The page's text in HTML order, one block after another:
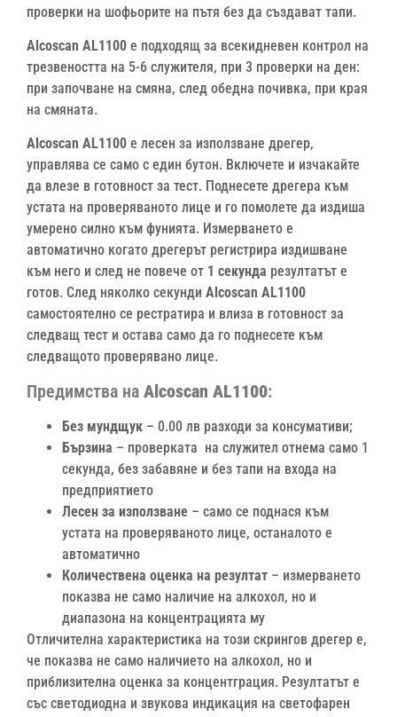
проверки на шофьорите на пътя без да създават тапи.
Alcoscan AL1100 е подходящ за всекидневен контрол на
трезвеността на 5-6 служителя, при 3 проверки на ден:
при започване на смяна, след обедна почивка, при края
на смяната.
Alcoscan AL1100 е лесен за използване дрегер,
управлява се само с един бутон. Включете и изчакайте
да влезе в готовност за тест. Поднесете дрегера към
устата на проверяваното лице и го помолете да издиша
умерено силно към фунията. Измерването е
автоматично когато дрегерът регистрира издишване
към него и след не повече от 1 секунда резултатът е
готов. След няколко секунди Alcoscan AL1100
самостоятелно се рестратира и влиза в готовност за
следващ тест и остава само да го поднесете към
следващото проверявано лице.
Предимства на Alcoscan AL1100:
Без мундщук – 0.00 лв разходи за консумативи;
Бързина – проверката на служител отнема само 1
секунда, без забавяне и без тапи на входа на
предприятието
Лесен за използване – само се поднася към
устата на проверяваното лице, останалото е
автоматично
Количествена оценка на резултат – измерването
показва не само наличие на алкохол, но и
диапазона на концентрацията му
Отличителна характеристика на този скрингов дрегер е,
че показва не само наличието на алкохол, но и
приблизителна оценка за концентграция. Резултатът е
със светодиодна и звукова индикация на светофарен